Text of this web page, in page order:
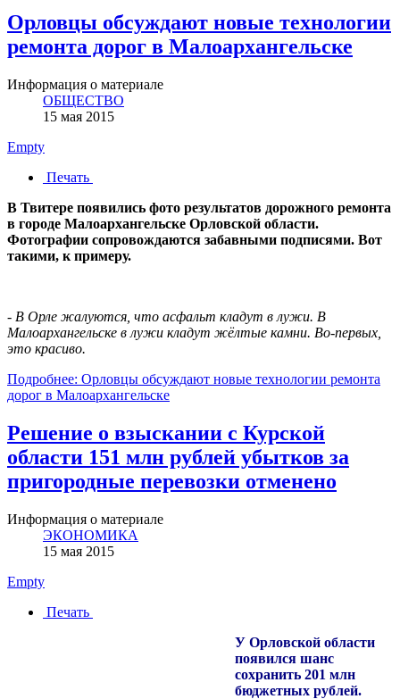
Орловцы обсуждают новые технологии
ремонта дорог в Малоархангельске
Информация о материале
ОБЩЕСТВО
15 мая 2015
Empty
Печать
В Твитере появились фото результатов дорожного ремонта
в городе Малоархангельске Орловской области.
Фотографии сопровождаются забавными подписями. Вот
такими, к примеру.
- В Орле жалуются, что асфальт кладут в лужи. В
Малоархангельске в лужи кладут жёлтые камни. Во-первых,
это красиво.
Подробнее: Орловцы обсуждают новые технологии ремонта
дорог в Малоархангельске
Решение о взыскании с Курской
области 151 млн рублей убытков за
пригородные перевозки отменено
Информация о материале
ЭКОНОМИКА
15 мая 2015
Empty
Печать
У Орловской области
появился шанс
сохранить 201 млн
бюджетных рублей.